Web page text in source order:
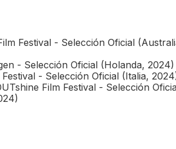
Festival - Selección Oficial
- Selección Oficial (Holanda, 2024)
- Selección Oficial (Italia,
Film Festival - Selección